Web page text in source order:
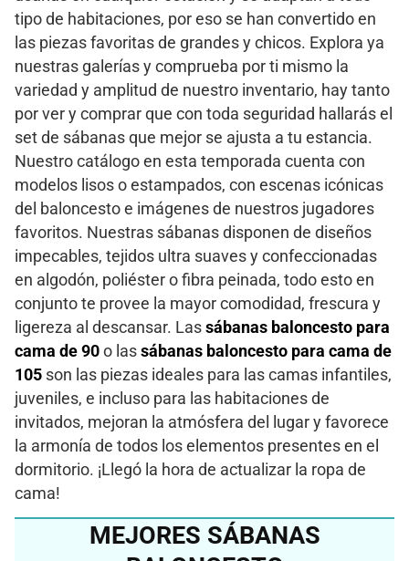
tipo de habitaciones, por eso se han convertido en
las piezas favoritas de grandes y chicos. Explora ya
nuestras galerías y comprueba por ti mismo la
variedad y amplitud de nuestro inventario, hay tanto
por ver y comprar que con toda seguridad hallarás el
set de sábanas que mejor se ajusta a tu estancia.
Nuestro catálogo en esta temporada cuenta con
modelos lisos o estampados, con escenas icónicas
del baloncesto e imágenes de nuestros jugadores
favoritos. Nuestras sábanas disponen de diseños
impecables, tejidos ultra suaves y confeccionadas
en algodón, poliéster o fibra peinada, todo esto en
conjunto te provee la mayor comodidad, frescura y
ligereza al descansar. Las sábanas baloncesto para
cama de 90 o las sábanas baloncesto para cama de
105 son las piezas ideales para las camas infantiles,
juveniles, e incluso para las habitaciones de
invitados, mejoran la atmósfera del lugar y favorece
la armonía de todos los elementos presentes en el
dormitorio. ¡Llegó la hora de actualizar la ropa de
cama!
MEJORES SÁBANAS